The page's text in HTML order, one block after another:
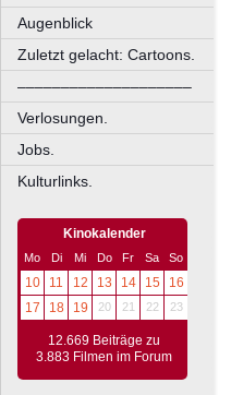
Augenblick
Zuletzt gelacht: Cartoons.
––––––––––––––––––––
Verlosungen.
Jobs.
Kulturlinks.
Kinokalender
Mo Di Mi Do Fr Sa So
10 11 12 13 14 15
16
17
18 19 20 21 22 23
12.669 Beiträge zu
3.883 Filmen im Forum